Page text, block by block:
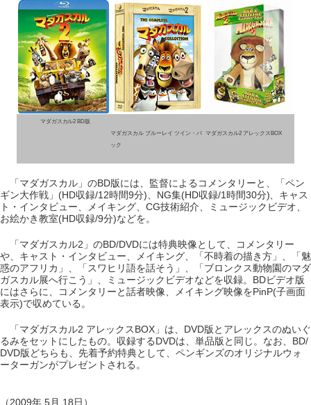
マダガスカル2 BD版
マダガスカル ブルーレイ ツイン・パ
ック
マダガスカル2 アレックスBOX
「マダガスカル」のBD版には、監督によるコメンタリーと、「ペン
ギン大作戦」(HD収録/12時間9分)、NG集(HD収録/1時間30分)、キャス
ト・インタビュー、メイキング、CG技術紹介、ミュージックビデオ、
お絵かき教室(HD収録/9分)などを。
「マダガスカル2」のBD/DVDには特典映像として、コメンタリー
や、キャスト・インタビュー、メイキング、「不時着の描き方」、「魅
惑のアフリカ」、「スワヒリ語を話そう」、「ブロンクス動物園のマダ
ガスカル展へ行こう」、ミュージックビデオなどを収録。BDビデオ版
にはさらに、コメンタリーと話者映像、メイキング映像をPinP(子画面
表示)で収めている。
「マダガスカル2 アレックスBOX」は、DVD版とアレックスのぬいぐ
るみをセットにしたもの。収録するDVDは、単品版と同じ。なお、BD/
DVD版どちらも、先着予約特典として、ペンギンズのオリジナルウォ
ーターガンがプレゼントされる。
（2009年 5月 18日）